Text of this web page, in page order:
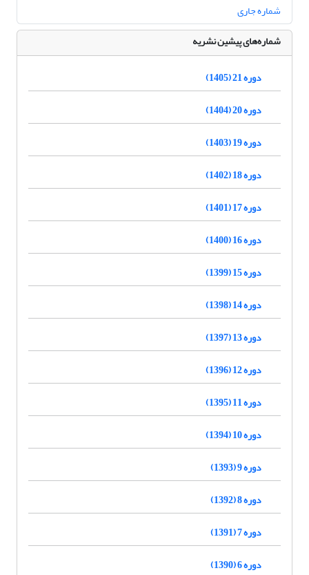
شماره جاری
شماره‌های پیشین نشریه
دوره 21 (1405)
دوره 20 (1404)
دوره 19 (1403)
دوره 18 (1402)
دوره 17 (1401)
دوره 16 (1400)
دوره 15 (1399)
دوره 14 (1398)
دوره 13 (1397)
دوره 12 (1396)
دوره 11 (1395)
دوره 10 (1394)
دوره 9 (1393)
دوره 8 (1392)
دوره 7 (1391)
دوره 6 (1390)